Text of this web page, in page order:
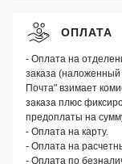
ОПЛАТА
- Оплата на
заказа (наложенный
Почта" взимает
заказа плюс
предоплаты на
- Оплата на карту.
- Оплата на
- Оплата по